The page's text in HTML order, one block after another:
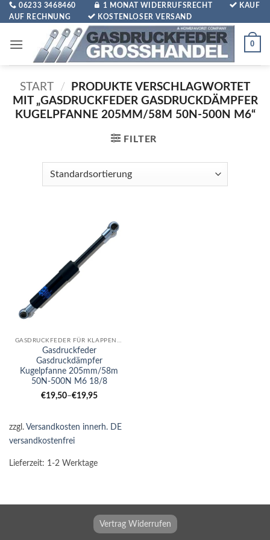
Zum
Inhalt
06233 3468460 1 MONAT WIDERRUFSRECHT
KAUF
AUF RECHNUNG
KOSTENLOSER VERSAND
0
START /
PRODUKTE VERSCHLAGWORTET
MIT „GASDRUCKFEDER GASDRUCKDÄMPFER
KUGELPFANNE 205MM/58M 50N-500N M6“
FILTER
GASDRUCKFEDER FÜR KLAPPEN UND MÖBELTEILE
Gasdruckfeder
Gasdruckdämpfer
Kugelpfanne 205mm/58m
50N-500N M6 18/8
€19,50–€19,95
zzgl. Versandkosten innerh. DE
versandkostenfrei
Lieferzeit: 1-2 Werktage
Vertrag Widerrufen